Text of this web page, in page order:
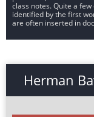
class notes. Quite a
identified by the first
are often inserted in
Herman